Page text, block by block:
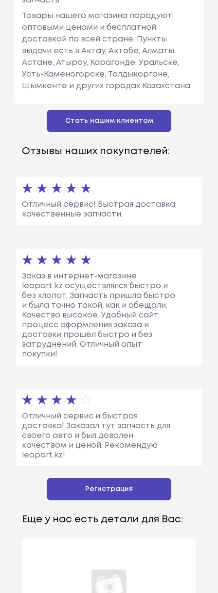
Товары нашего магазина порадуют
оптовыми ценами и бесплатной
доставкой по всей стране. Пункты
выдачи есть в Актау, Актобе, Алматы,
Астане, Атырау, Караганде, Уральске,
Усть-Каменогорске, Талдыкоргане,
Шымкенте и других городах Казахстана.
Стать нашим клиентом
Отзывы наших покупателей:
Отличный сервис! Быстрая доставка,
качественные запчасти.
Заказ в интернет-магазине
leopart.kz осуществлялся быстро и
без хлопот. Запчасть пришла быстро
и была точно такой, как и обещали.
Качество высокое. Удобный сайт,
процесс оформления заказа и
доставки прошел быстро и без
затруднений. Отличный опыт
покупки!
Отличный сервис и быстрая
доставка! Заказал тут запчасть для
своего авто и был доволен
качеством и ценой. Рекомендую
leopart.kz!
Регистрация
Еще у нас есть детали для Вас: